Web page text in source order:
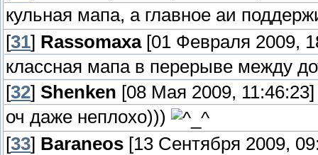
кульная мапа, а главное аи
[31] Rassomaxa[01 Февраля 2009,
классная мапа в перерыве между
[32] Shenken [08 Мая 2009, 11:46:23]
оч даже неплохо)))
[33] Baraneos [13 Сентября 2009,